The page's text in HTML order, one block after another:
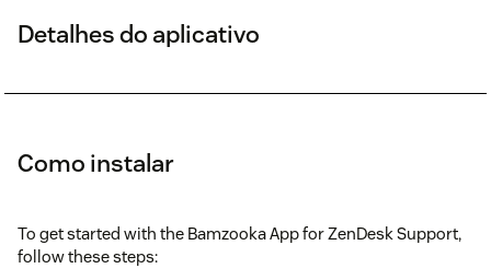
Detalhes do aplicativo
Como instalar
To get started with the Bamzooka App for ZenDesk Support,
follow these steps: